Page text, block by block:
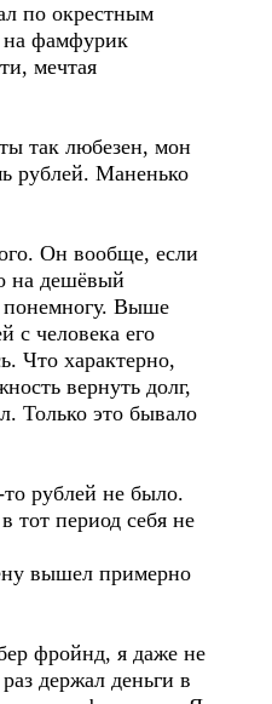
по окрестным
фамфурик
мечтая
так любезен, мон
рублей. Маненько
Он вообще, если
на дешёвый
понемногу. Выше
с человека его
Что характерно,
вернуть долг,
Только это бывало
рублей не было.
тот период себя не
вышел примерно
фройнд, я даже не
держал деньги в